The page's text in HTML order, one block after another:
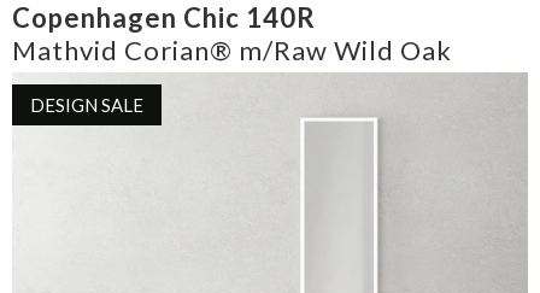
Copenhagen Chic 140R
Mathvid Corian® m/Raw Wild Oak
DESIGN SALE